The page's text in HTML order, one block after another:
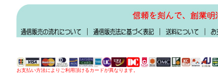
お支払い方法によりご利用頂けるカードが異なります。